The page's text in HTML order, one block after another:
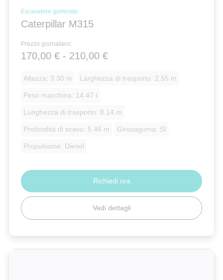
Escavatore gommato
Caterpillar M315
Prezzo giornaliero:
170,00 € - 210,00 €
Altezza: 3.30 m Larghezza di trasporto: 2.55 m
Peso macchina: 14.47 t
Lunghezza di trasporto: 8.14 m
Profondità di scavo: 5.46 m Girosagoma: SI
Propulsione: Diesel
Vedi dettagli
Richiedi ora